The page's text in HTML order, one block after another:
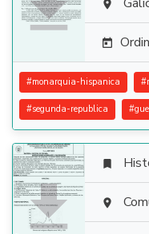


#monarquia-hispanica #
#segunda-republica #


